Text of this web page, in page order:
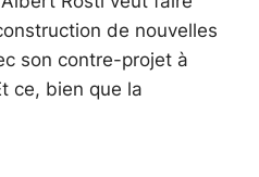
de nouvelles
son contre-projet à
ce, bien que la